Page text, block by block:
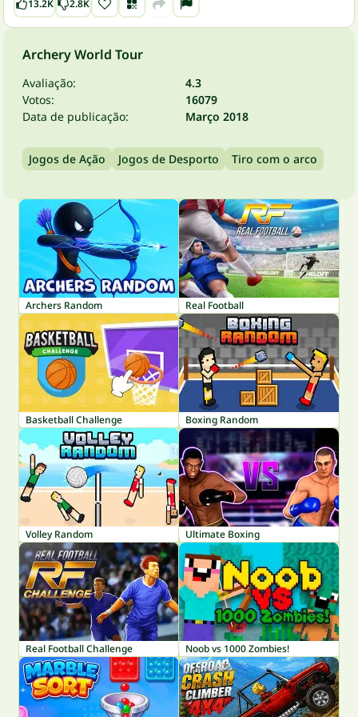
13.2K 2.8K
Archery World Tour
Avaliação:
4.3
Votos:
16079
Data de publicação:
Março 2018
Jogos de Ação Jogos de Desporto Tiro com o arco
Archers Random Real Football
Basketball Challenge Boxing Random
Volley Random Ultimate Boxing
Real Football Challenge Noob vs 1000 Zombies!